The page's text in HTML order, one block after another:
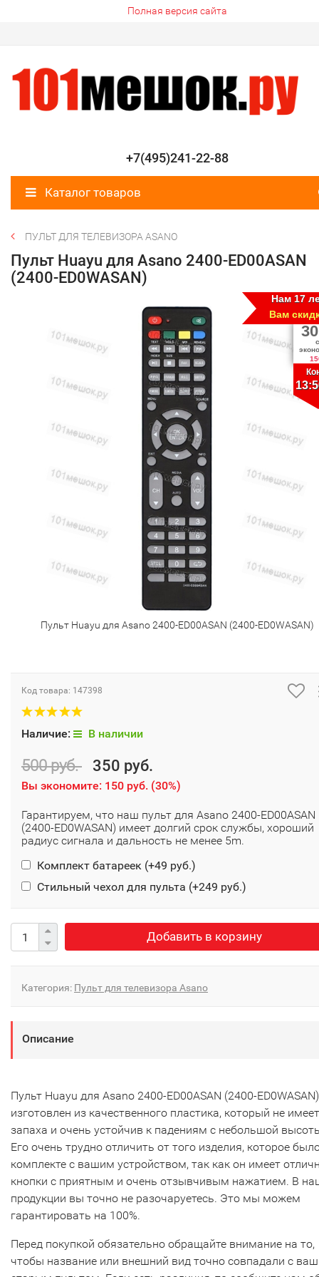
Полная версия сайта
+7(495)241-22-88
Каталог товаров
ПУЛЬТ ДЛЯ ТЕЛЕВИЗОРА ASANO
Пульт Huayu для Asano 2400-ED00ASAN
(2400-ED0WASAN)
Пульт Huayu для Asano 2400-ED00ASAN (2400-ED0WASAN)
Нам 17
Вам
30
Код товара: 147398
Наличие: В наличии
500 руб. 350 руб.
Вы экономите: 150 руб. (30%)
Гарантируем, что наш пульт для Asano 2400-ED00ASAN
(2400-ED0WASAN) имеет долгий срок службы, хороший
радиус сигнала и дальность не менее 5m.
Комплект батареек (+49 руб.)
Стильный чехол для пульта (+249 руб.)
Добавить в корзину
Категория: Пульт для телевизора Asano
Описание
Пульт Huayu для Asano 2400-ED00ASAN (2400-ED0WASAN)
изготовлен из качественного пластика, который не имеет
запаха и очень устойчив к падениям с небольшой
Его очень трудно отличить от того изделия, которое
комплекте с вашим устройством, так как он имеет
кнопки с приятным и очень отзывчивым нажатием. В
продукции вы точно не разочаруетесь. Это мы можем
гарантировать на 100%.
Перед покупкой обязательно обращайте внимание на то,
чтобы название или внешний вид точно совпадали с